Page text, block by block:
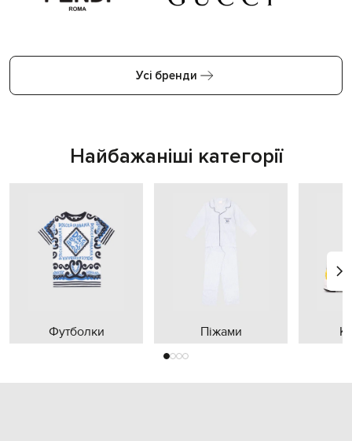
Усі бренди
Найбажаніші категорії
Футболки Піжами